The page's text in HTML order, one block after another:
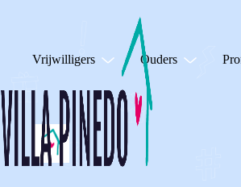
Vrijwilligers Ouders